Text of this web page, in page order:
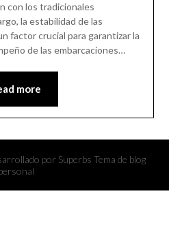
con los tradicionales
la estabilidad de las
factor crucial para garantizar la
de las embarcaciones…
more
por Superbs Tema de blog